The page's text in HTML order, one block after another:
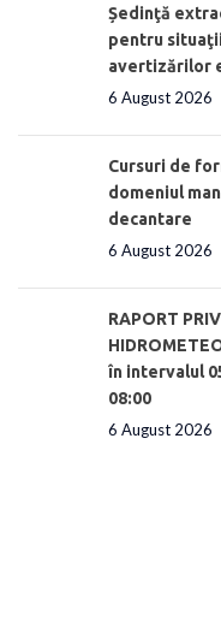
Ședinţă
pentru
avertizărilor
6 August 2026
Cursuri de
domeniul
decantare
6 August 2026
RAPORT
în intervalul
08:00
6 August 2026